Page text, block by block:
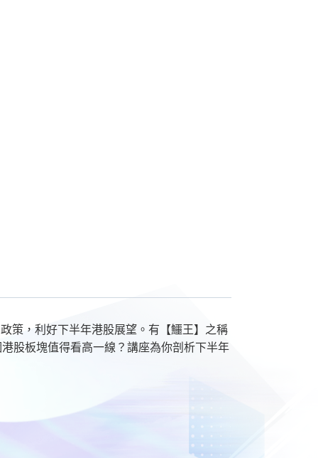
策，利好下半年港股展望。有【鱷王】之稱
股板塊值得看高一線？講座為你剖析下半年